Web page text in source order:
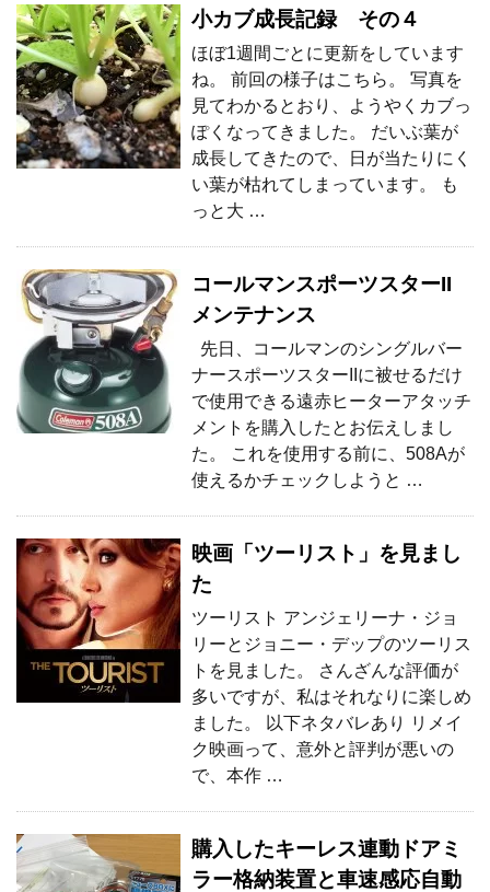
小カブ成長記録 その４
ほぼ1週間ごとに更新をしています
ね。 前回の様子はこちら。 写真を
見てわかるとおり、ようやくカブっ
ぽくなってきました。 だいぶ葉が
成長してきたので、日が当たりにく
い葉が枯れてしまっています。 も
っと大 …
コールマンスポーツスターII
メンテナンス
先日、コールマンのシングルバー
ナースポーツスターIIに被せるだけ
で使用できる遠赤ヒーターアタッチ
メントを購入したとお伝えしまし
た。 これを使用する前に、508Aが
使えるかチェックしようと …
映画「ツーリスト」を見まし
た
ツーリスト アンジェリーナ・ジョ
リーとジョニー・デップのツーリス
トを見ました。 さんざんな評価が
多いですが、私はそれなりに楽しめ
ました。 以下ネタバレあり リメイ
ク映画って、意外と評判が悪いの
で、本作 …
購入したキーレス連動ドアミ
ラー格納装置と車速感応自動